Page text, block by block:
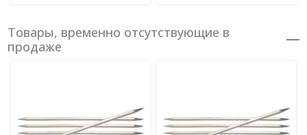
Товары, временно отсутствующие в
продаже